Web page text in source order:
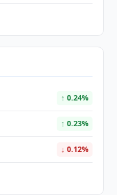
↑ 0.24%
↑ 0.23%
↓ 0.12%